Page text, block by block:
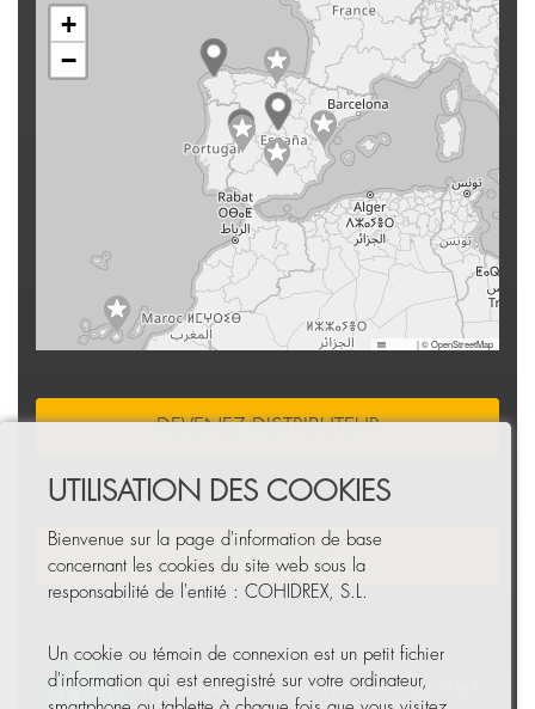
+
−
|© OpenStreetMap
DEVENEZ DISTRIBUTEUR
NEWSLETTER
UTILISATION DES COOKIES
Bienvenue sur la page d'information de base
concernant les cookies du site web sous la
responsabilité de l'entité : COHIDREX, S.L.
Un cookie ou témoin de connexion est un petit fichier
d'information qui est enregistré sur votre ordinateur,